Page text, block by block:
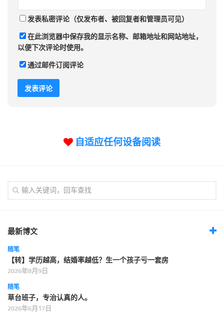
发表私密评论（仅发布者、被回复者和管理员可见）
在此浏览器中保存我的显示名称、邮箱地址和网站地址，
以便下次评论时使用。
通过邮件订阅评论
自适应任何设备阅读
最新博文
随笔
【转】学历越高，结婚率越低？生一个孩子亏一套房
2026年8月9日
随笔
草台班子，专治认真的人。
2026年6月17日